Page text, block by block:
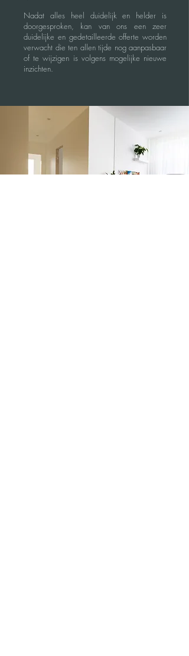
Nadat alles heel duidelijk en helder is
doorgesproken, kan van ons een zeer
duidelijke en gedetailleerde offerte worden
verwacht die ten allen tijde nog aanpasbaar
of te wijzigen is volgens mogelijke nieuwe
inzichten.